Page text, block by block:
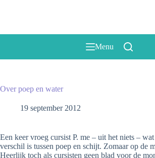
Menu
Over poep en water
19 september 2012
Een keer vroeg cursist P. me – uit het niets –
verschil is tussen poep en schijt. Zomaar op de
Heerlijk toch als cursisten geen blad voor de